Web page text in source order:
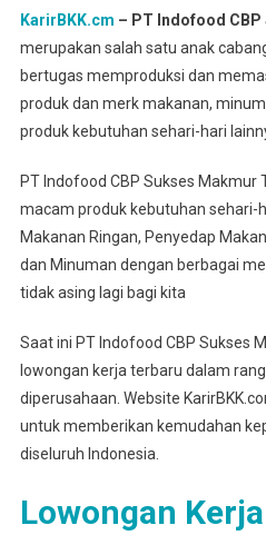
KarirBKK.cm – PT Indofood
merupakan salah satu anak
bertugas memproduksi dan
produk dan merk makanan,
produk kebutuhan sehari-hari
PT Indofood CBP Sukses
macam produk kebutuhan sehari-
Makanan Ringan, Penyedap
dan Minuman dengan berbagai
tidak asing lagi bagi kita
Saat ini PT Indofood CBP Sukses
lowongan kerja terbaru dalam
diperusahaan. Website
untuk memberikan kemudahan
diseluruh Indonesia.
Lowongan